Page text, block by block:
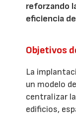
reforzando
eficiencia
Objetivos
La
un modelo
centralizar
edificios,